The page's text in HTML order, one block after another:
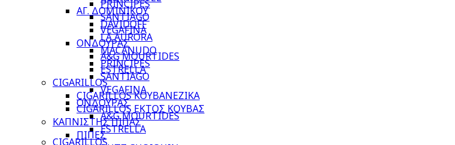
PRINCIPES
SANTIAGO
VEGAFINA
ΟΝΔΟΥΡΑΣ
A&G MOURTIDES
ESTRELLA
CIGARILLOS
CIGARILLOS ΚΟΥΒΑΝΕΖΙΚΑ
CIGARILLOS ΕΚΤΟΣ ΚΟΥΒΑΣ
ΚΑΠΝΙΣΤΗΣ ΠΙΠΑΣ
ΠΙΠΕΣ
ΑΓ. ΔΟΜΙΝΙΚΟΥ
DAVIDOFF
LA AURORA
MACANUDO
PRINCIPES
SANTIAGO
VEGAFINA
ΟΝΔΟΥΡΑΣ
A&G MOURTIDES
ESTRELLA
CIGARILLOS